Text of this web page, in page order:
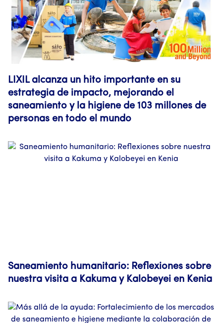
LIXIL alcanza un hito importante en su
estrategia de impacto, mejorando el
saneamiento y la higiene de 103 millones de
personas en todo el mundo
Saneamiento humanitario: Reflexiones sobre
nuestra visita a Kakuma y Kalobeyei en Kenia